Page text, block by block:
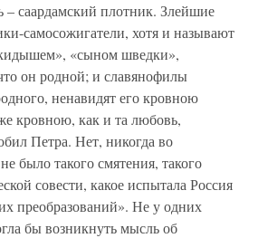
– саардамский плотник. Злейшие
самосожигатели, хотя и называют
«сыном шведки»,
он родной; и славянофилы
ненавидят его кровною
кровною, как и та любовь,
Петра. Нет, никогда во
было такого смятения, такого
совести, какое испытала Россия
преобразований». Не у одних
бы возникнуть мысль об